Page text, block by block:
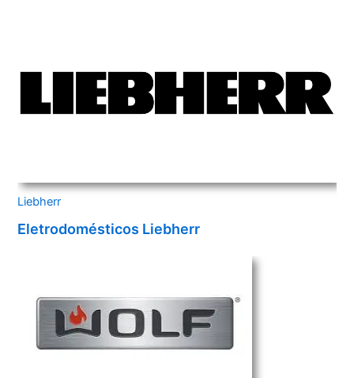
Liebherr
Eletrodomésticos Liebherr